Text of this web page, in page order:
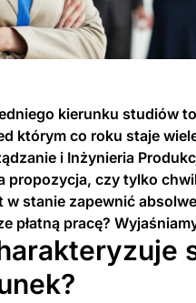
kierunku studiów
którym co roku staje
i Inżynieria
propozycja, czy tylko
w stanie zapewnić
płatną pracę?